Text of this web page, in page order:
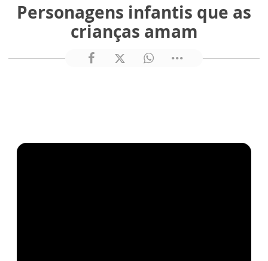
Personagens infantis que as
crianças amam